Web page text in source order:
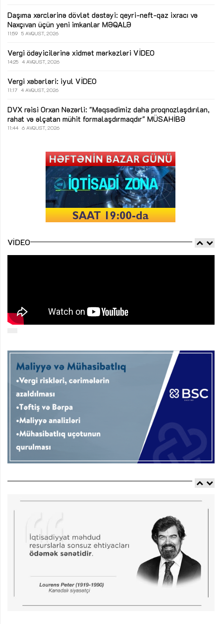
Daşıma xərclərinə dövlət dəstəyi: qeyri-neft-qaz ixracı və
Naxçıvan üçün yeni imkanlar MƏQALƏ
11:59 5 AVQUST, 2026
Vergi ödəyicilərinə xidmət mərkəzləri VİDEO
14:25 4 AVQUST, 2026
Vergi xəbərləri: iyul VİDEO
11:17 4 AVQUST, 2026
DVX rəisi Orxan Nəzərli: "Məqsədimiz daha proqnozlaşdırılan,
rahat və əlçatan mühit formalaşdırmaqdır" MÜSAHİBƏ
11:44 6 AVQUST, 2026
VIDEO